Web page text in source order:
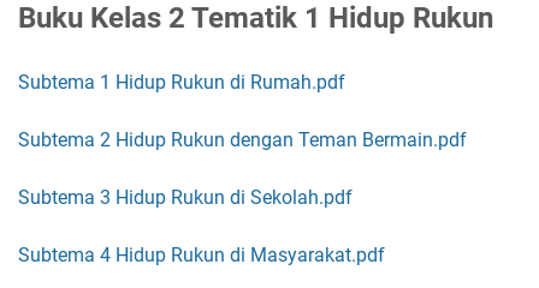
Buku Kelas 2 Tematik 1 Hidup Rukun
Subtema 1 Hidup Rukun di Rumah.pdf
Subtema 2 Hidup Rukun dengan Teman Bermain.pdf
Subtema 3 Hidup Rukun di Sekolah.pdf
Subtema 4 Hidup Rukun di Masyarakat.pdf